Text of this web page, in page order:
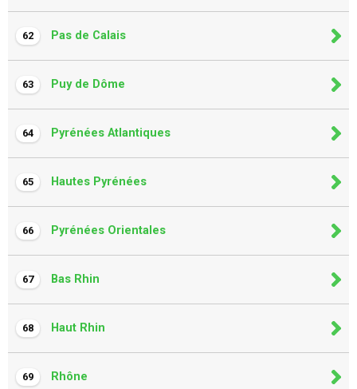
62 Pas de Calais
63 Puy de Dôme
64 Pyrénées Atlantiques
65 Hautes Pyrénées
66 Pyrénées Orientales
67 Bas Rhin
68 Haut Rhin
69 Rhône